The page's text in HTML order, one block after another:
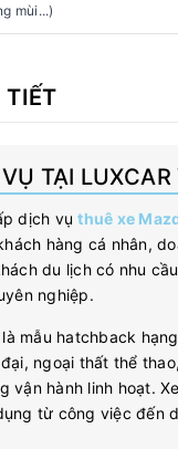
mùi...)
TIẾT
TẠI LUXCAR
dịch vụthuê xe
hàng cá nhân,
du lịch có nhu
nghiệp.
mẫu hatchback
ngoại thất thể
vận hành linh hoạt.
từ công việc đến